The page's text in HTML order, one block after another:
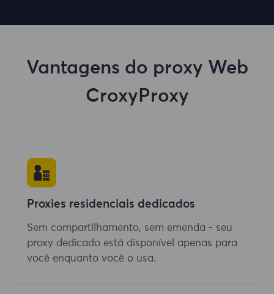
Vantagens do proxy Web
CroxyProxy
Proxies residenciais dedicados
Sem compartilhamento, sem emenda - seu
proxy dedicado está disponível apenas para
você enquanto você o usa.